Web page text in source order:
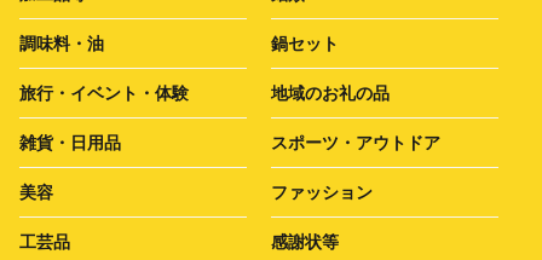
調味料・油 鍋セット
旅行・イベント・体験 地域のお礼の品
雑貨・日用品 スポーツ・アウトドア
美容 ファッション
工芸品 感謝状等